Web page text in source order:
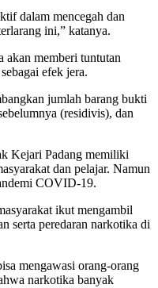
dalam mencegah dan
ini,” katanya.
akan memberi tuntutan
efek jera.
jumlah barang bukti
(residivis), dan
Kejari Padang memiliki
dan pelajar. Namun
COVID-19.
ikut mengambil
serta peredaran narkotika di
mengawasi orang-orang
narkotika banyak